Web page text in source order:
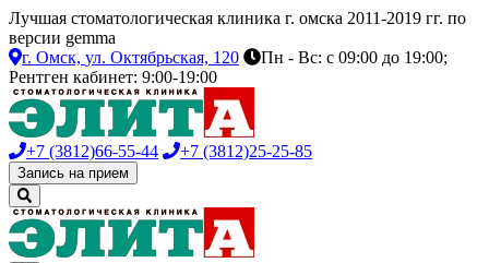
Лучшая стоматологическая клиника г. омска 2011-2019 гг. по
версии gemma
г. Омск, ул. Октябрьская, 120
Пн - Вс: с 09:00 до 19:00;
Рентген кабинет: 9:00-19:00
+7 (3812)66-55-44 +7 (3812)25-25-85
Запись на прием